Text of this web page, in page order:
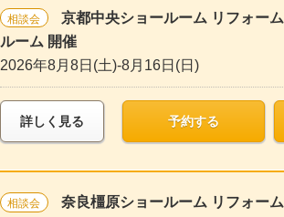
相談会
京都中央ショールーム リフォー
ルーム 開催
2026年8月8日(土)-8月16日(日)
詳しく見る 予約する
相談会
奈良橿原ショールーム リフォー